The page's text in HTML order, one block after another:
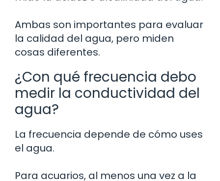
Ambas son importantes para evaluar
la calidad del agua, pero miden
cosas diferentes.
¿Con qué frecuencia debo
medir la conductividad del
agua?
La frecuencia depende de cómo uses
el agua.
Para acuarios, al menos una vez a la